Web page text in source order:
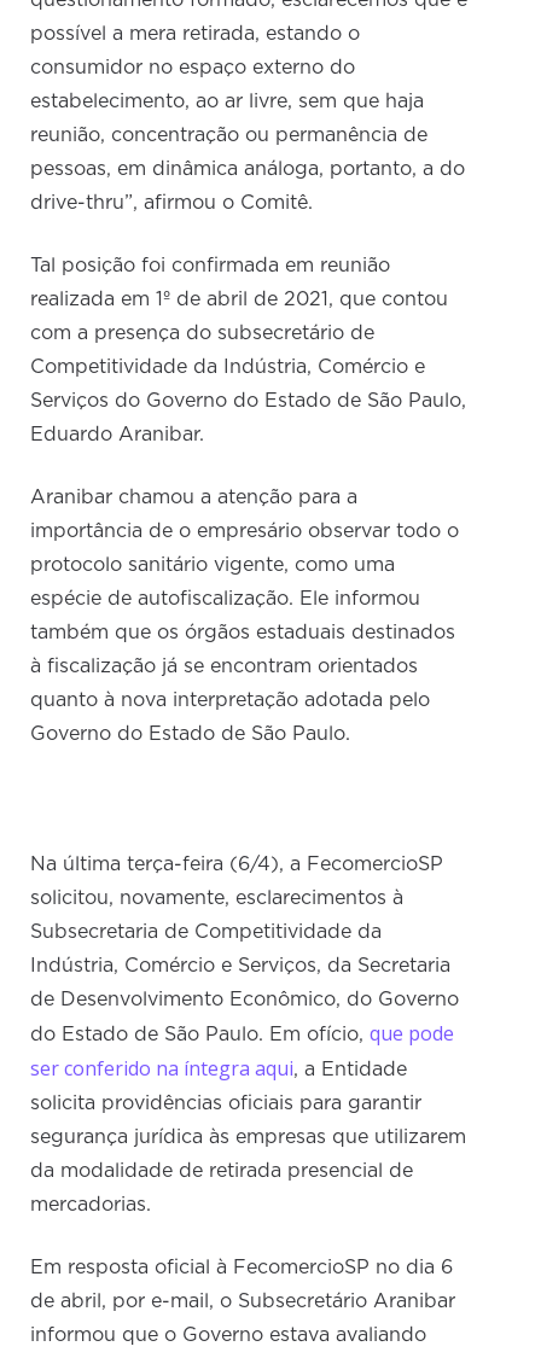
possível a mera retirada, estando o
consumidor no espaço externo do
estabelecimento, ao ar livre, sem que haja
reunião, concentração ou permanência de
pessoas, em dinâmica análoga, portanto, a do
drive-thru”, afirmou o Comitê.
Tal posição foi confirmada em reunião
realizada em 1º de abril de 2021, que contou
com a presença do subsecretário de
Competitividade da Indústria, Comércio e
Serviços do Governo do Estado de São Paulo,
Eduardo Aranibar.
Aranibar chamou a atenção para a
importância de o empresário observar todo o
protocolo sanitário vigente, como uma
espécie de autofiscalização. Ele informou
também que os órgãos estaduais destinados
à fiscalização já se encontram orientados
quanto à nova interpretação adotada pelo
Governo do Estado de São Paulo.
Na última terça-feira (6/4), a FecomercioSP
solicitou, novamente, esclarecimentos à
Subsecretaria de Competitividade da
Indústria, Comércio e Serviços, da Secretaria
de Desenvolvimento Econômico, do Governo
do Estado de São Paulo. Em ofício,que pode
ser conferido na íntegra aqui, a Entidade
solicita providências oficiais para garantir
segurança jurídica às empresas que utilizarem
da modalidade de retirada presencial de
mercadorias.
Em resposta oficial à FecomercioSP no dia 6
de abril, por e-mail, o Subsecretário Aranibar
informou que o Governo estava avaliando